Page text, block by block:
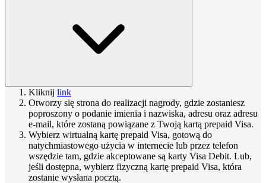
Kliknij link
Otworzy się strona do realizacji nagrody, gdzie zostaniesz
poproszony o podanie imienia i nazwiska, adresu oraz adresu
e-mail, które zostaną powiązane z Twoją kartą prepaid Visa.
Wybierz wirtualną kartę prepaid Visa, gotową do
natychmiastowego użycia w internecie lub przez telefon
wszędzie tam, gdzie akceptowane są karty Visa Debit. Lub,
jeśli dostępna, wybierz fizyczną kartę prepaid Visa, która
zostanie wysłana pocztą.